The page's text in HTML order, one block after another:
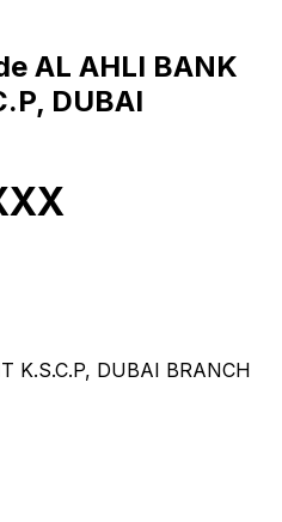
AL AHLI BANK
DUBAI
K.S.C.P, DUBAI BRANCH